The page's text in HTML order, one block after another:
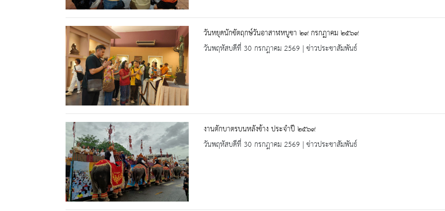
วันหยุดนักขัตฤกษ์วันอาสาฬหบูชา ๒๙ กรกฏาคม ๒๕๖๙
วันพฤหัสบดีที่ 30 กรกฎาคม 2569 | ข่าวประชาสัมพันธ์
งานตักบาตรบนหลังช้าง ประจำปี ๒๕๖๙
วันพฤหัสบดีที่ 30 กรกฎาคม 2569 | ข่าวประชาสัมพันธ์